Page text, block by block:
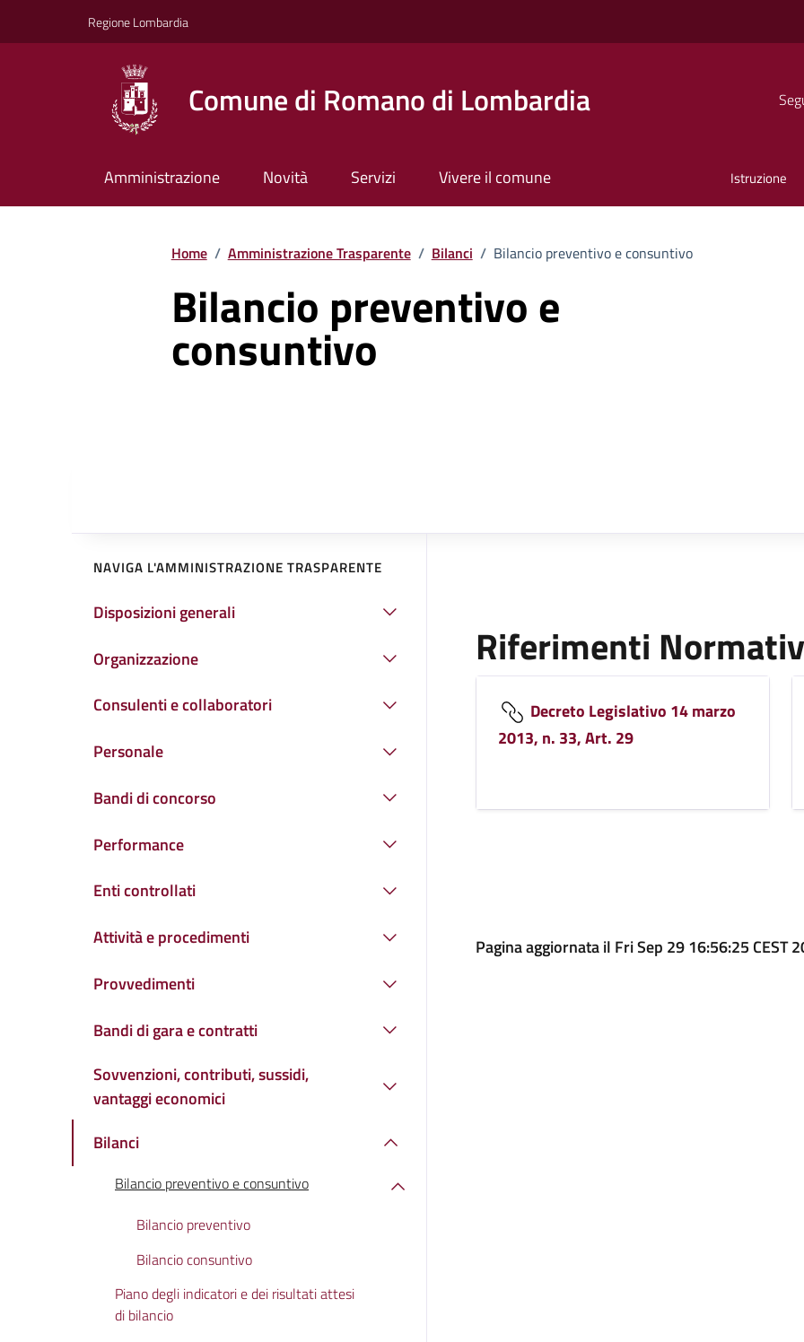
Regione Lombardia
Comune di Romano di Lombardia
Amministrazione Novità Servizi Vivere il comune Istruzione
Home / Amministrazione Trasparente / Bilanci / Bilancio preventivo e consuntivo
Bilancio preventivo e
consuntivo
NAVIGA L'AMMINISTRAZIONE TRASPARENTE
Disposizioni generali
Organizzazione
Consulenti e collaboratori
Personale
Bandi di concorso
Performance
Enti controllati
Attività e procedimenti
Provvedimenti
Bandi di gara e contratti
Sovvenzioni, contributi, sussidi,
vantaggi economici
Bilanci
Bilancio preventivo e consuntivo
Bilancio preventivo
Bilancio consuntivo
Piano degli indicatori e dei risultati attesi
di bilancio
Riferimenti
Decreto Legislativo 14 marzo
2013, n. 33, Art. 29
Pagina aggiornata il Fri Sep 29 16:56:25 CEST